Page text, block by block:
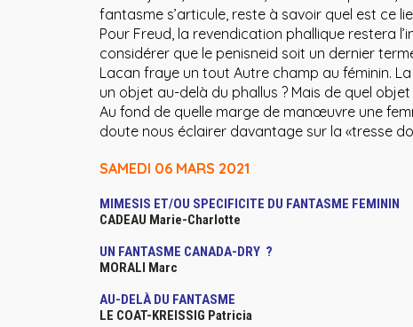
fantasme s’articule, reste à savoir quel est ce
Pour Freud, la revendication phallique restera
considérer que le penisneid soit un dernier
Lacan fraye un tout Autre champ au féminin.
un objet au-delà du phallus ? Mais de quel
Au fond de quelle marge de manœuvre une
doute nous éclairer davantage sur la «tresse
SAMEDI 06 MARS 2021
MIMESIS ET/OU SPECIFICITE DU FANTASME FEMININ
CADEAU Marie-Charlotte
UN FANTASME CANADA-DRY ?
MORALI Marc
AU-DELÀ DU FANTASME
LE COAT-KREISSIG Patricia